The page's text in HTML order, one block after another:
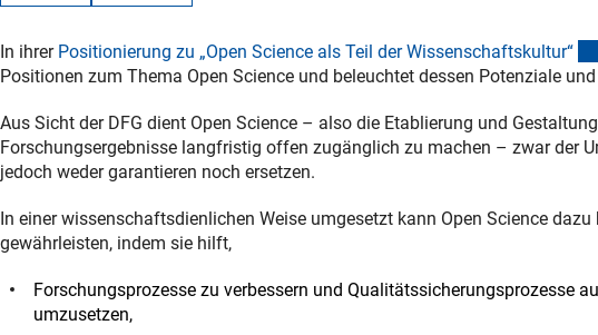
In ihrerPositionierung zu „Open Science als Teil der Wissenschaftskultur“
Positionen zum Thema Open Science und beleuchtet dessen Potenziale
Aus Sicht der DFG dient Open Science – also die Etablierung und
Forschungsergebnisse langfristig offen zugänglich zu machen – zwar der
jedoch weder garantieren noch ersetzen.
In einer wissenschaftsdienlichen Weise umgesetzt kann Open Science
gewährleisten, indem sie hilft,
Forschungsprozesse zu verbessern und Qualitätssicherungsprozesse
umzusetzen,